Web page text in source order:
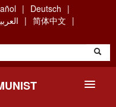
Deutsch
简体中文